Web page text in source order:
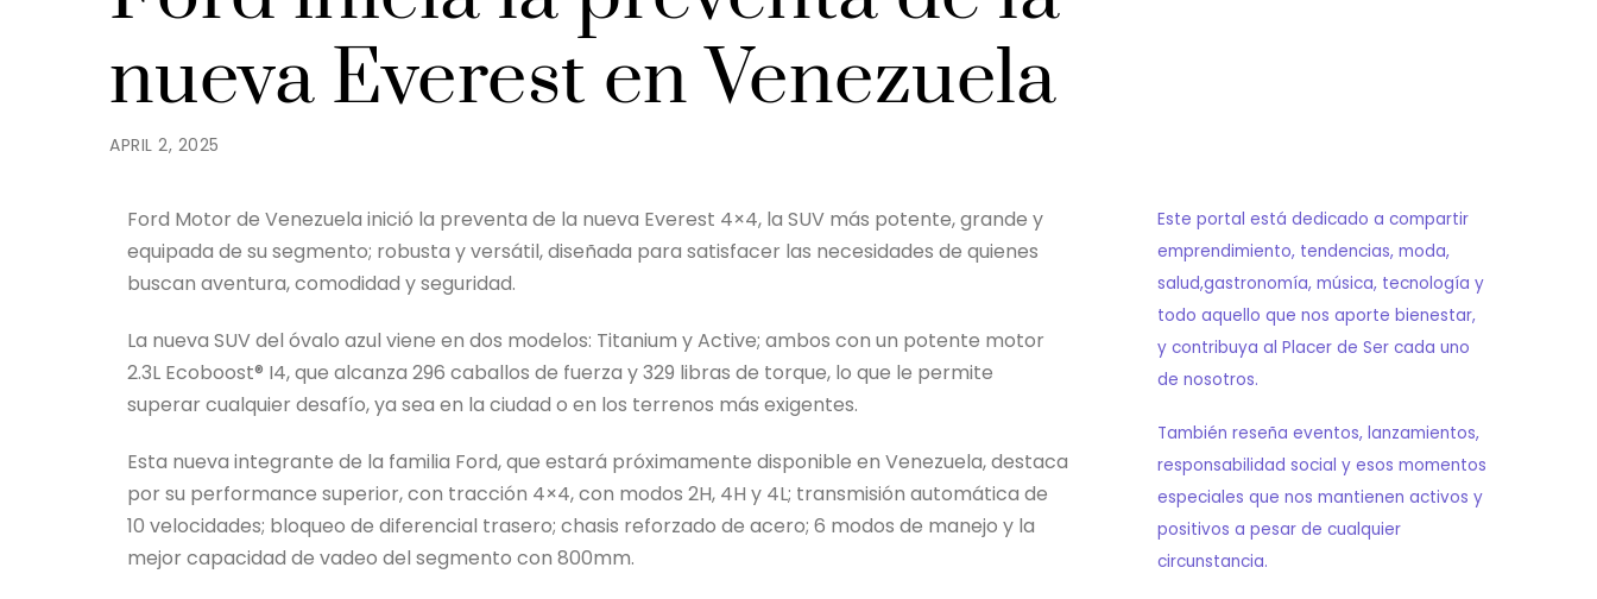
APRIL 2, 2025
nueva Everest en Venezuela
Ford Motor de Venezuela inició la preventa de la nueva Everest 4×4, la SUV más potente, grande y
equipada de su segmento; robusta y versátil, diseñada para satisfacer las necesidades de quienes
buscan aventura, comodidad y seguridad.
La nueva SUV del óvalo azul viene en dos modelos: Titanium y Active; ambos con un potente motor
2.3L Ecoboost® I4, que alcanza 296 caballos de fuerza y 329 libras de torque, lo que le permite
superar cualquier desafío, ya sea en la ciudad o en los terrenos más exigentes.
Esta nueva integrante de la familia Ford, que estará próximamente disponible en Venezuela, destaca
por su performance superior, con tracción 4×4, con modos 2H, 4H y 4L; transmisión automática de
10 velocidades; bloqueo de diferencial trasero; chasis reforzado de acero; 6 modos de manejo y la
mejor capacidad de vadeo del segmento con 800mm.
Este portal está dedicado a compartir
emprendimiento, tendencias, moda,
salud,gastronomía, música, tecnología y
todo aquello que nos aporte bienestar,
y contribuya al Placer de Ser cada uno
de nosotros.
También reseña eventos, lanzamientos,
responsabilidad social y esos momentos
especiales que nos mantienen activos y
positivos a pesar de cualquier
circunstancia.